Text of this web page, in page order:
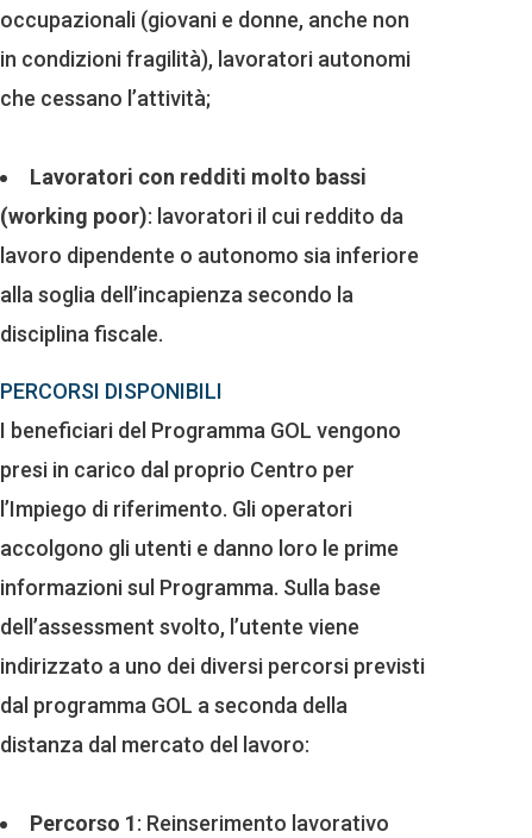
occupazionali (giovani e donne, anche non
in condizioni fragilità), lavoratori autonomi
che cessano l’attività;
Lavoratori con redditi molto bassi
(working poor): lavoratori il cui reddito da
lavoro dipendente o autonomo sia inferiore
alla soglia dell’incapienza secondo la
disciplina fiscale.
PERCORSI DISPONIBILI
I beneficiari del Programma GOL vengono
presi in carico dal proprio Centro per
l’Impiego di riferimento. Gli operatori
accolgono gli utenti e danno loro le prime
informazioni sul Programma. Sulla base
dell’assessment svolto, l’utente viene
indirizzato a uno dei diversi percorsi previsti
dal programma GOL a seconda della
distanza dal mercato del lavoro:
Percorso 1: Reinserimento lavorativo